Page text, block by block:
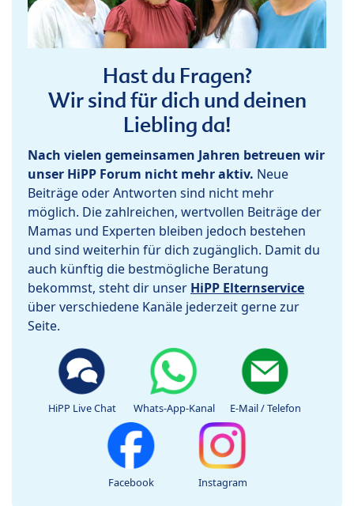
Hast du Fragen?
Wir sind für dich und deinen
Liebling da!
Nach vielen gemeinsamen Jahren betreuen wir
unser HiPP Forum nicht mehr aktiv. Neue
Beiträge oder Antworten sind nicht mehr
möglich. Die zahlreichen, wertvollen Beiträge der
Mamas und Experten bleiben jedoch bestehen
und sind weiterhin für dich zugänglich. Damit du
auch künftig die bestmögliche Beratung
bekommst, steht dir unser HiPP Elternservice
über verschiedene Kanäle jederzeit gerne zur
Seite.
HiPP Live Chat Whats-App-Kanal E-Mail / Telefon
Facebook Instagram